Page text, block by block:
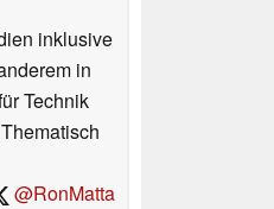
inklusive
in
Technik
@RonMatta